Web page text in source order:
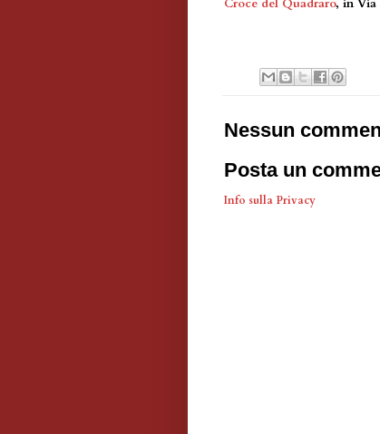
Croce del Quadraro, in Via
Nessun
Posta un
Info sulla Privacy